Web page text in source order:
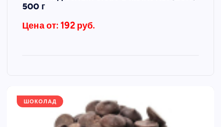
500 г
Цена от: 192 руб.
ШОКОЛАД